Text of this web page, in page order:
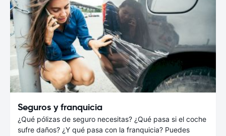
Seguros y franquicia
¿Qué pólizas de seguro necesitas? ¿Qué pasa si el coche
sufre daños? ¿Y qué pasa con la franquicia? Puedes